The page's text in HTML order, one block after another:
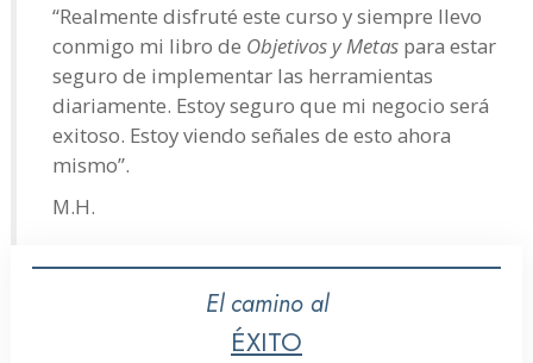
“Realmente disfruté este curso y siempre llevo
conmigo mi libro de Objetivos y Metas para estar
seguro de implementar las herramientas
diariamente. Estoy seguro que mi negocio será
exitoso. Estoy viendo señales de esto ahora
mismo”.
M.H.
El camino al
ÉXITO